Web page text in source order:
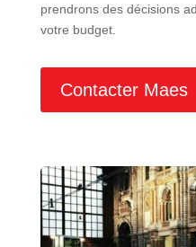
prendrons des décisions
votre budget.
Contacter Maes